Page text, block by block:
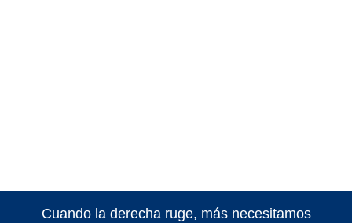
Cuando la derecha ruge, más necesitamos